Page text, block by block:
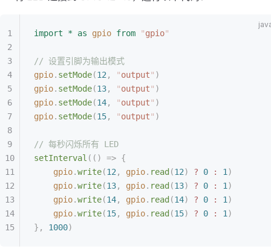
import * as gpio from "gpio"
// 设置引脚为输出模式
gpio. setMode(12 , "output" )
gpio. setMode(13, "output" )
gpio. setMode(14, "output" )
gpio. setMode(15, "output" )
// 每秒闪烁所有 LED
setInterval (() => {
    gpio
.write(12 , gpio. read (12) ? 0 : 1 )
    gpio
.write(13, gpio. read (13) ? 0 : 1 )
    gpio
.write(14, gpio. read (14) ? 0 : 1 )
    gpio
.write(15, gpio. read (15) ? 0 : 1 )
},
1000)